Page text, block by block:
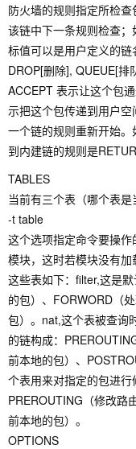
防火墙的规则指定所检
该链中下一条规则检查
标值可以是用户定义的
DROP[删除], QUEUE[排
ACCEPT 表示让这个包
示把这个包传递到用户
一个链的规则重新开始
到内建链的规则是
TABLES
当前有三个表（哪个表
-t table
这个选项指定命令要操
模块，这时若模块没有加
这些表如下：filter,这是
的包）、FORWORD（
包）。nat,这个表被查询
的链构成：
前本地的包）、
个表用来对指定的包进行
PREROUTING（修改路
前本地的包）。
OPTIONS